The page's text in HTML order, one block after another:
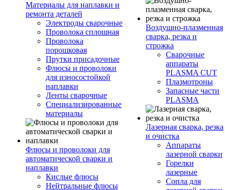
Материалы для наплавки и
ремонта деталей
Электроды сварочные
Проволока сплошная
Проволока
порошковая
Прутки присадочные
Флюсы и проволоки
для износостойкой
наплавки
Ленты сварочные
Специализированные
материалы
Флюсы и проволоки для
автоматической сварки и
наплавки
Кислые флюсы
Нейтральные флюсы
Воздушно-плазменная
сварка, резка и
строжка
Сварочные
аппараты
PLASMA CUT
Плазмотроны
Запасные части
PLASMA
Лазерная сварка, резка
и очистка
Аппараты
лазерной сварки
Горелки
лазерные
Сопла для